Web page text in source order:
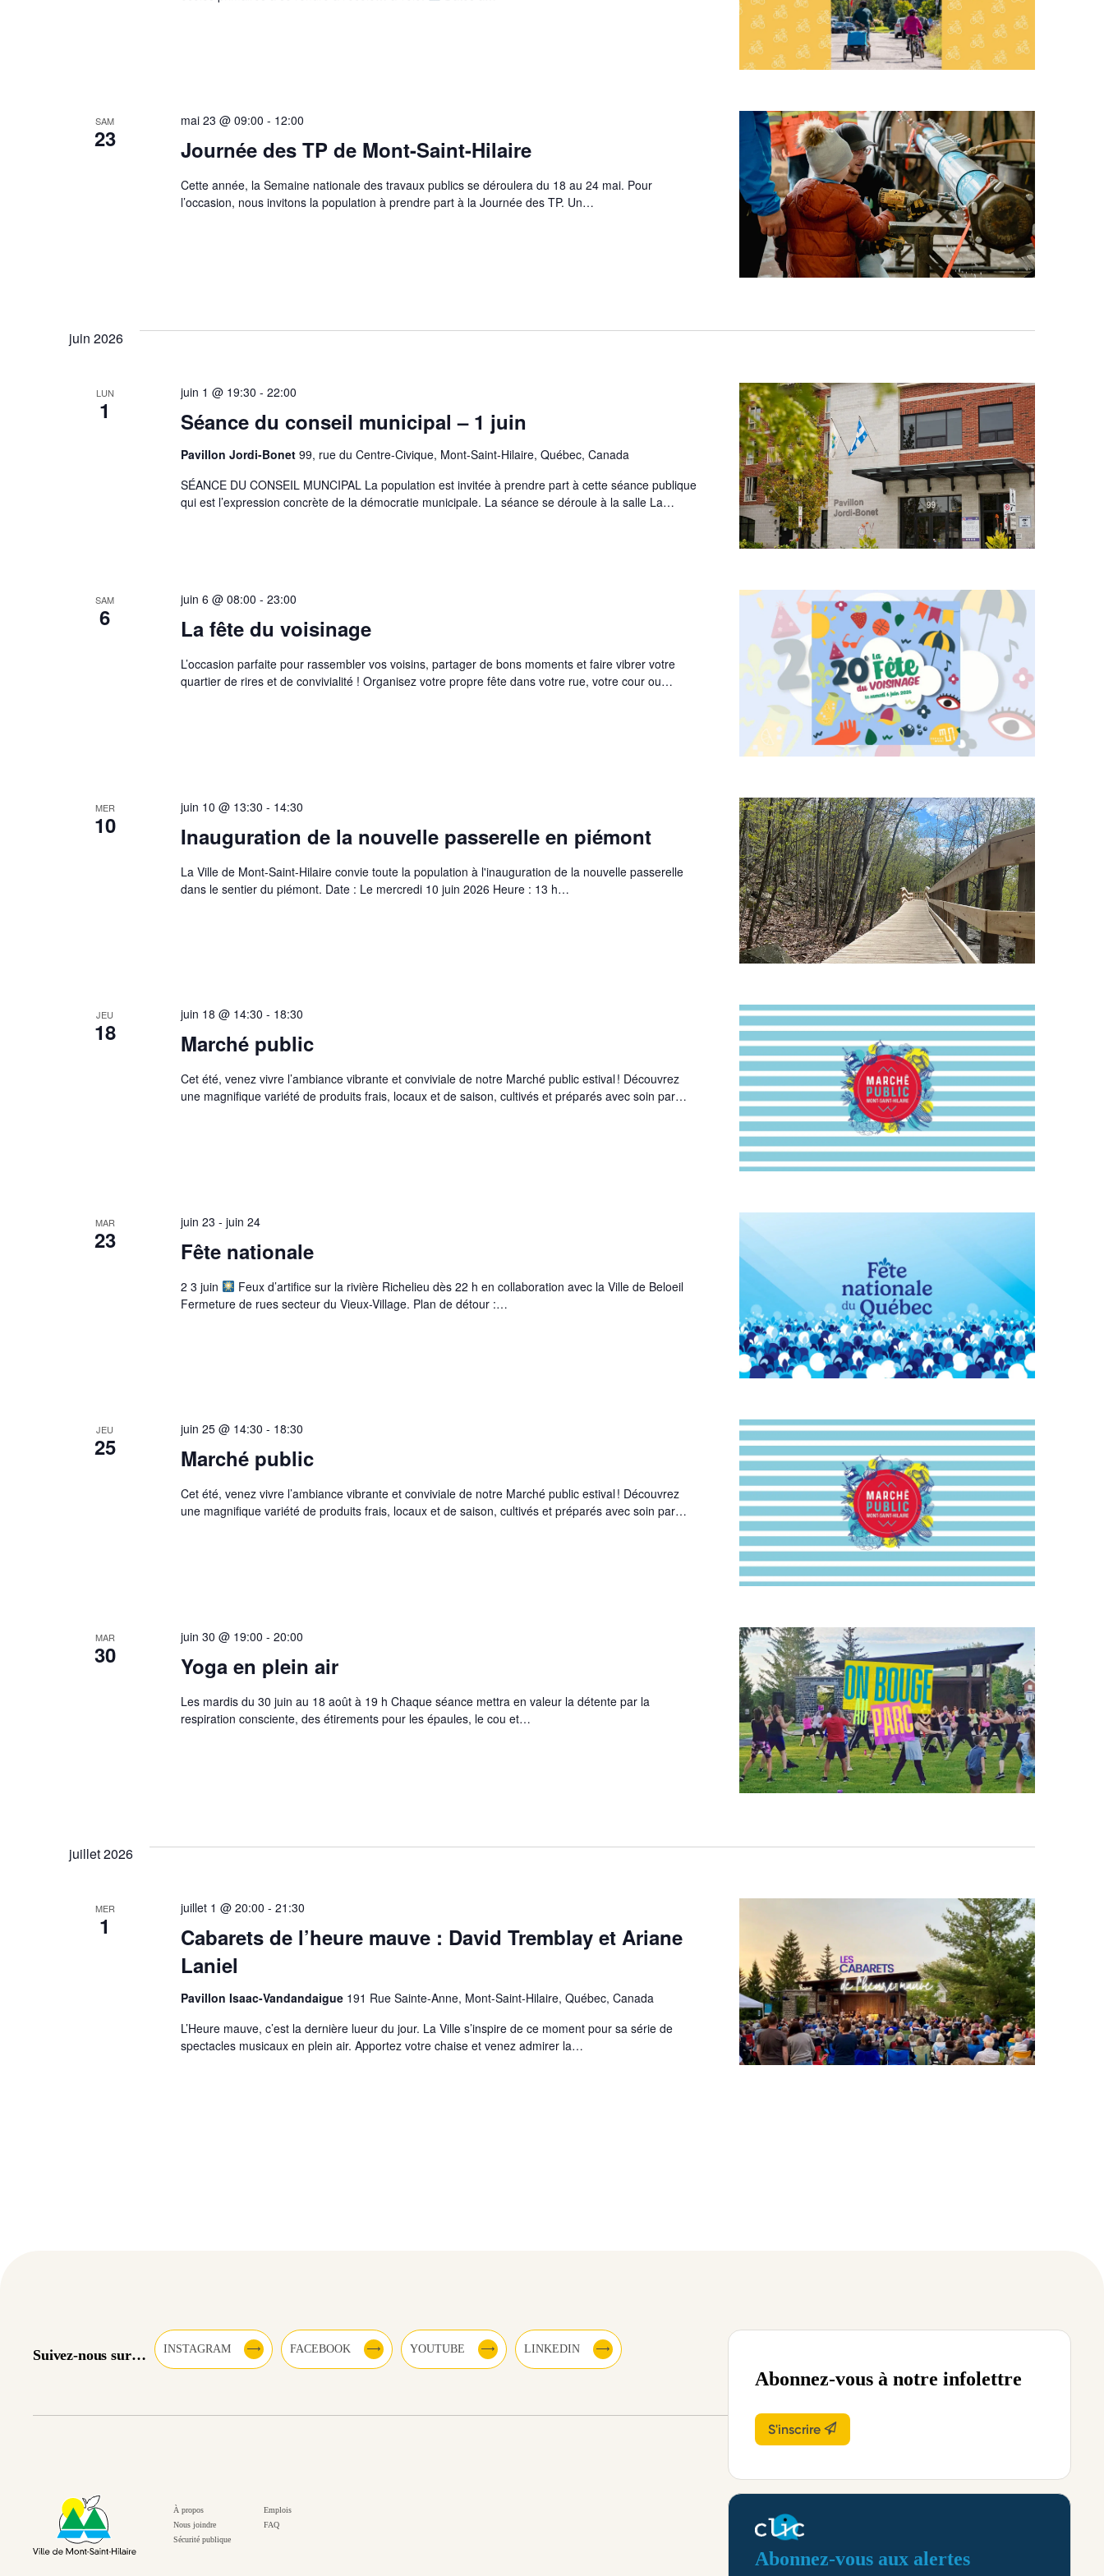
SAM
23 Journée des TP de Mont-Saint-Hilaire
mai 23 @ 09:00 - 12:00
Cette année, la Semaine nationale des travaux publics se déroulera du 18 au 24 mai. Pour
l’occasion, nous invitons la population à prendre part à la Journée des TP. Un…
juin 2026
LUN
1 Séance du conseil municipal – 1 juin
juin 1 @ 19:30 - 22:00
Pavillon Jordi-Bonet 99, rue du Centre-Civique, Mont-Saint-Hilaire, Québec, Canada
SÉANCE DU CONSEIL MUNCIPAL La population est invitée à prendre part à cette séance publique
qui est l’expression concrète de la démocratie municipale. La séance se déroule à la salle La…
SAM
6 La fête du voisinage
juin 6 @ 08:00 - 23:00
L’occasion parfaite pour rassembler vos voisins, partager de bons moments et faire vibrer votre
quartier de rires et de convivialité ! Organisez votre propre fête dans votre rue, votre cour ou…
MER
10 Inauguration de la nouvelle passerelle en piémont
juin 10 @ 13:30 - 14:30
La Ville de Mont-Saint-Hilaire convie toute la population à l'inauguration de la nouvelle passerelle
dans le sentier du piémont. Date : Le mercredi 10 juin 2026 Heure : 13 h…
JEU
18 Marché public
juin 18 @ 14:30 - 18:30
Cet été, venez vivre l’ambiance vibrante et conviviale de notre Marché public estival ! Découvrez
une magnifique variété de produits frais, locaux et de saison, cultivés et préparés avec soin par…
MAR
23 Fête nationale
juin 23 - juin 24
2 3 juin
Feux d’artifice sur la rivière Richelieu dès 22 h en collaboration avec la Ville de Beloeil
Fermeture de rues secteur du Vieux-Village. Plan de détour :…
JEU
25 Marché public
juin 25 @ 14:30 - 18:30
Cet été, venez vivre l’ambiance vibrante et conviviale de notre Marché public estival ! Découvrez
une magnifique variété de produits frais, locaux et de saison, cultivés et préparés avec soin par…
MAR
30 Yoga en plein air
juin 30 @ 19:00 - 20:00
Les mardis du 30 juin au 18 août à 19 h Chaque séance mettra en valeur la détente par la
respiration consciente, des étirements pour les épaules, le cou et…
juillet 2026
MER
1
Cabarets de l’heure mauve : David Tremblay et Ariane
Laniel
juillet 1 @ 20:00 - 21:30
Pavillon Isaac-Vandandaigue 191 Rue Sainte-Anne, Mont-Saint-Hilaire, Québec, Canada
L’Heure mauve, c’est la dernière lueur du jour. La Ville s’inspire de ce moment pour sa série de
spectacles musicaux en plein air. Apportez votre chaise et venez admirer la…
Suivez-nous sur… INSTAGRAM FACEBOOK YOUTUBE LINKEDIN
À propos
Emplois
Nous joindre
FAQ
Sécurité publique
Abonnez-vous à notre infolettre
S'inscrire
Abonnez-vous aux alertes